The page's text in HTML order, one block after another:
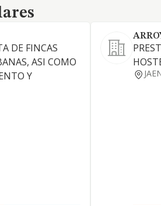
DE FINCAS
ASI COMO
Y